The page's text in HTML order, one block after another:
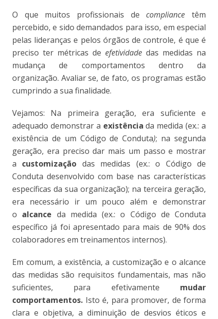
O que muitos profissionais decompliance têm
percebido, e sido demandados para isso, em especial
pelas lideranças e pelos órgãos de controle, é que é
preciso ter métricas de efetividade das medidas na
mudança de comportamentos dentro da
organização. Avaliar se, de fato, os programas estão
cumprindo a sua finalidade.
Vejamos: Na primeira geração, era suficiente e
adequado demonstrar a existênciada medida (ex.: a
existência de um Código de Conduta); na segunda
geração, era preciso dar mais um passo e mostrar
a customização das medidas (ex.: o Código de
Conduta desenvolvido com base nas características
específicas da sua organização); na terceira geração,
era necessário ir um pouco além e demonstrar
o alcance da medida (ex.: o Código de Conduta
específico já foi apresentado para mais de 90% dos
colaboradores em treinamentos internos).
Em comum, a existência, a customização e o alcance
das medidas são requisitos fundamentais, mas não
suficientes, para efetivamente mudar
comportamentos. Isto é, para promover, de forma
clara e objetiva, a diminuição de desvios éticos e